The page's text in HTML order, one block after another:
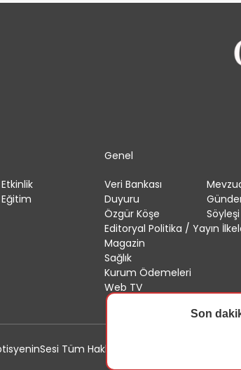
Etkinlik
Eğitim
Genel
Veri Bankası
Duyuru
Özgür Köşe
Söyleşi
Editoryal Politika / Yayın
Magazin
Sağlık
Kurum Ödemeleri
Web TV
Tüm Hakları Saklıdır.
Son